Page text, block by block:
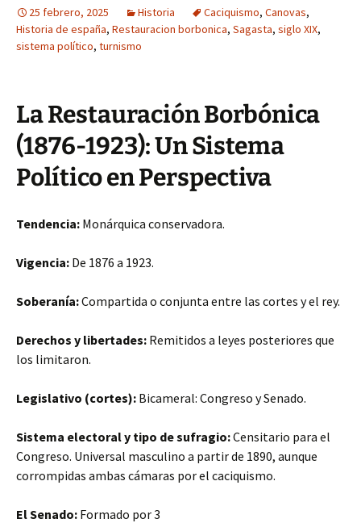
25 febrero, 2025 Historia Caciquismo, Canovas,
Historia de españa, Restauracion borbonica, Sagasta, siglo XIX,
sistema político, turnismo
La Restauración Borbónica
(1876-1923): Un Sistema
Político en Perspectiva
Tendencia: Monárquica conservadora.
Vigencia: De 1876 a 1923.
Soberanía:Compartida o conjunta entre las cortes y el rey.
Derechos y libertades: Remitidos a leyes posteriores que
los limitaron.
Legislativo (cortes): Bicameral: Congreso y Senado.
Sistema electoral y tipo de sufragio:Censitario para el
Congreso. Universal masculino a partir de 1890, aunque
corrompidas ambas cámaras por el caciquismo.
El Senado: Formado por 3